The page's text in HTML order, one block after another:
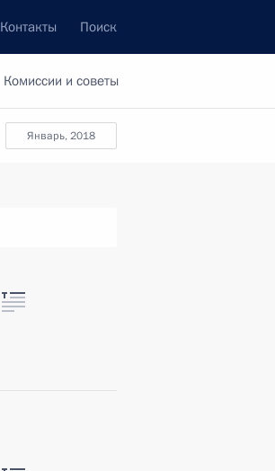
Контакты Поиск
Комиссии и советы
январь, 2018